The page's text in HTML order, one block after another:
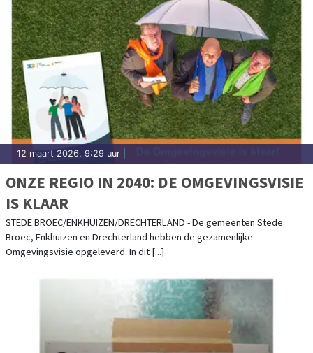
12 maart 2026, 9:29 uur
ONZE REGIO IN 2040: DE OMGEVINGSVISIE
IS KLAAR
STEDE BROEC/ENKHUIZEN/DRECHTERLAND - De gemeenten Stede
Broec, Enkhuizen en Drechterland hebben de gezamenlijke
Omgevingsvisie opgeleverd. In dit [...]